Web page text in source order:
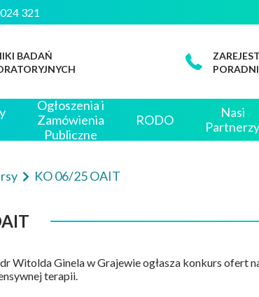
024 321
BADAŃ
PORADNI
Ogłoszenia i
Zamówienia
Publiczne
RODO
Nasi
Partnerzy
KO 06/25 OAIT
Witolda Ginela w Grajewie ogłasza konkurs ofert
terapii.